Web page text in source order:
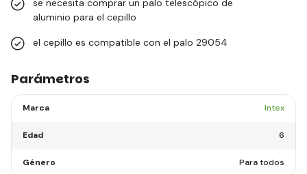
se necesita comprar un palo telescópico de
aluminio para el cepillo
el cepillo es compatible con el palo 29054
Parámetros
Marca Intex
Edad 6
Género Para todos